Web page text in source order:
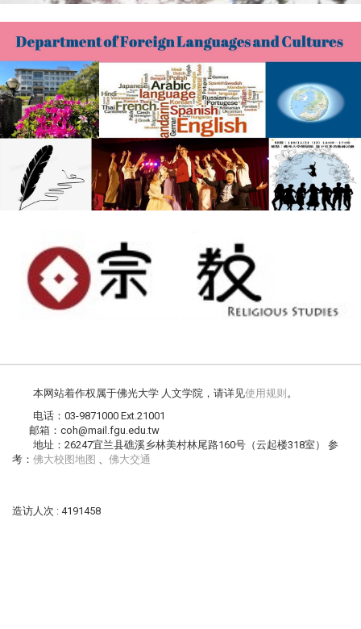
本网站着作权属于佛光大学 人文学院，请详见使用规则 。
电话：03-9871000 Ext.21001
邮箱：coh@mail.fgu.edu.tw
地址：26247宜兰县礁溪乡林美村林尾路160号（云起楼318室） 参
考： 佛大校图地图 佛大交通
造访人次 : 4191458